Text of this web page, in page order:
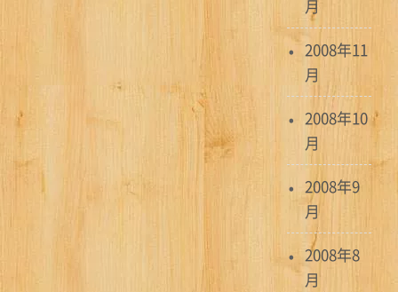
月
2008年11
月
2008年10
月
2008年9
月
2008年8
月